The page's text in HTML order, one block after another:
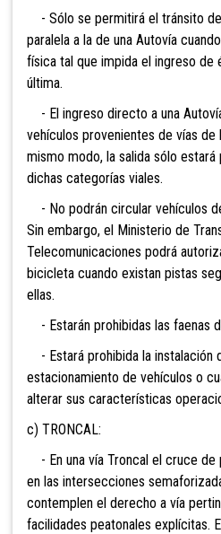
- Sólo se permitirá el tránsito
paralela a la de una Autovía
física tal que impida el ingreso de
última.
- El ingreso directo a una
vehículos provenientes de vías de
mismo modo, la salida sólo
dichas categorías viales.
- No podrán circular vehículos
Sin embargo, el Ministerio de
Telecomunicaciones podrá
bicicleta cuando existan pistas
ellas.
- Estarán prohibidas las faenas
- Estará prohibida la instalación
estacionamiento de vehículos o
alterar sus características
c) TRONCAL:
- En una vía Troncal el cruce
en las intersecciones
contemplen el derecho a vía
facilidades peatonales explícitas.